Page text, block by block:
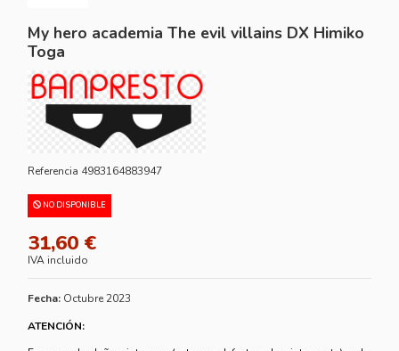
My hero academia The evil villains DX Himiko
Toga
Referencia 4983164883947
NO DISPONIBLE
31,60 €
IVA incluido
Fecha: Octubre 2023
ATENCIÓN: